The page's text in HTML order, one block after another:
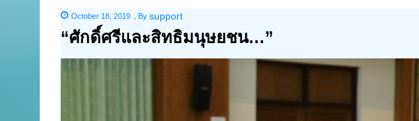
October 18, 2019 By support
“ศักดิ์ศรีและสิทธิมนุษยชน…”